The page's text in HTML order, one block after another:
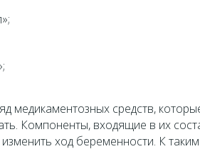
медикаментозных средств,
Компоненты, входящие в их
ход беременности. К